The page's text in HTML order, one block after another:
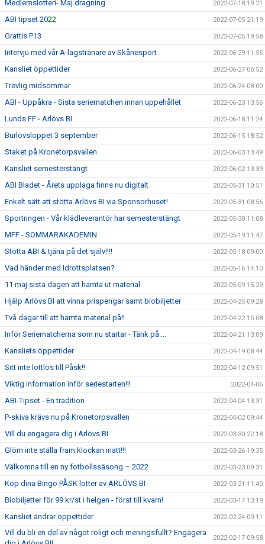
Medlemslotteri- Maj dragning 2022-07-18 19:21
ABI tipset 2022 2022-07-05 21:19
Grattis P13 2022-07-05 19:58
Intervju med vår A-lagstränare av Skånesport 2022-06-29 11:55
Kansliet öppettider 2022-06-27 06:52
Trevlig midsommar 2022-06-24 08:00
ABI - Uppåkra - Sista seriematchen innan uppehållet 2022-06-23 13:56
Lunds FF - Arlövs BI 2022-06-18 11:24
Burlövsloppet 3 september 2022-06-15 18:52
Staket på Kronetorpsvallen 2022-06-03 13:49
Kansliet semesterstängt 2022-06-02 13:39
ABI Bladet - Årets upplaga finns nu digitalt 2022-05-31 10:51
Enkelt sätt att stötta Arlövs BI via Sponsorhuset! 2022-05-31 08:56
Sportringen - Vår klädleverantör har semesterstängt 2022-05-30 11:08
MFF - SOMMARAKADEMIN 2022-05-19 11:47
Stötta ABI & tjäna på det själv!!!! 2022-05-18 09:00
Vad händer med Idrottsplatsen? 2022-05-16 14:10
11 maj sista dagen att hämta ut material 2022-05-09 15:29
Hjälp Arlövs BI att vinna prispengar samt biobiljetter 2022-04-25 09:28
Två dagar till att hämta material på!! 2022-04-22 15:08
Inför Seriematcherna som nu startar - Tänk på.... 2022-04-21 13:09
Kansliets öppettider 2022-04-19 08:44
Sitt inte lottlös till Påsk!! 2022-04-12 09:51
Viktig information inför seriestarten!!! 2022-04-06
ABI-Tipset - En tradition 2022-04-04 13:31
P-skiva krävs nu på Kronetorpsvallen 2022-04-02 09:44
Vill du engagera dig i Arlövs BI 2022-03-30 22:18
Glöm inte ställa fram klockan inatt!!! 2022-03-26 19:35
Välkomna till en ny fotbollssäsong – 2022 2022-03-23 09:31
Köp dina Bingo PÅSK lotter av ARLÖVS BI 2022-03-21 11:40
Biobiljetter för 99 kr/st i helgen - först till kvarn! 2022-03-17 13:19
Kansliet ändrar öppettider 2022-02-24 09:11
Vill du bli en del av något roligt och meningsfullt? Engagera
2022-02-17 09:58